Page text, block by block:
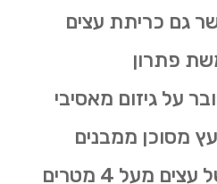
גם כריתת עצים
פתרון
על גיזום מאסיבי
מסוכן ממבנים
קיימים. במקרים של עצים מעל 4 מטרים